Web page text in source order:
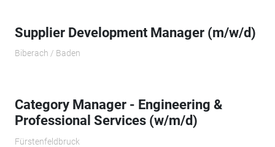
Supplier Development Manager (m/w/d)
Biberach / Baden
Category Manager - Engineering &
Professional Services (w/m/d)
Fürstenfeldbruck